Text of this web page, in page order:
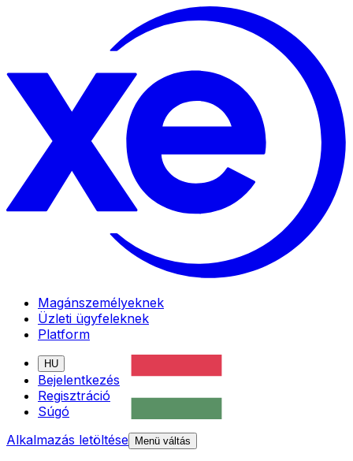
Magánszemélyeknek
Üzleti ügyfeleknek
Platform
HU
Bejelentkezés
Regisztráció
Súgó
Alkalmazás letöltése
Menü váltás